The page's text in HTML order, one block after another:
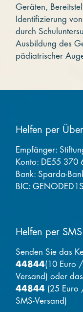
Geräten,
Identifizierung
durch
Ausbildung des
pädiatrischer
Helfen per
Empfänger:
Konto: DE55
Bank: Sparda-
BIC:
Helfen per SMS
Senden Sie das
44844(10 Euro
Versand) oder
44844 (25 Euro
SMS-Versand)